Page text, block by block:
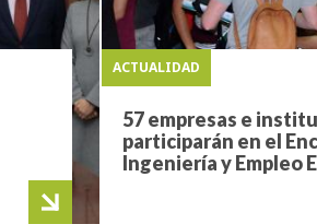
ACTUALIDAD
57 empresas e
participarán en el
Ingeniería y Empleo